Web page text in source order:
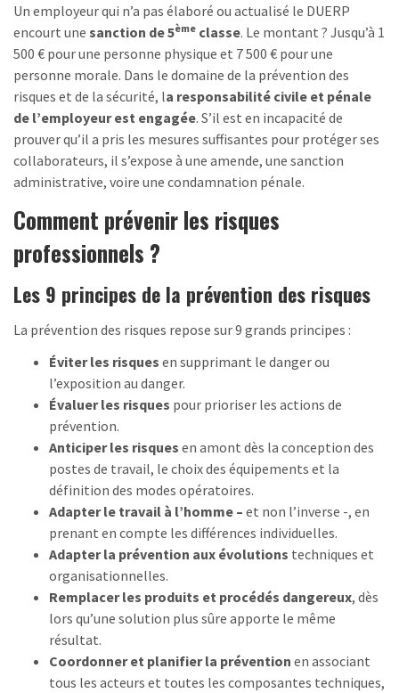
Un employeur qui n’a pas élaboré ou actualisé le DUERP
encourt une sanction de 5ème classe. Le montant ? Jusqu’à 1
500 € pour une personne physique et 7 500 € pour une
personne morale. Dans le domaine de la prévention des
risques et de la sécurité, la responsabilité civile et pénale
de l’employeur est engagée. S’il est en incapacité de
prouver qu’il a pris les mesures suffisantes pour protéger ses
collaborateurs, il s’expose à une amende, une sanction
administrative, voire une condamnation pénale.
Comment prévenir les risques
professionnels ?
Les 9 principes de la prévention des risques
La prévention des risques repose sur 9 grands principes :
Éviter les risques en supprimant le danger ou
l’exposition au danger.
Évaluer les risques pour prioriser les actions de
prévention.
Anticiper les risques en amont dès la conception des
postes de travail, le choix des équipements et la
définition des modes opératoires.
Adapter le travail à l’homme – et non l’inverse -, en
prenant en compte les différences individuelles.
Adapter la prévention aux évolutions techniques et
organisationnelles.
Remplacer les produits et procédés dangereux, dès
lors qu’une solution plus sûre apporte le même
résultat.
Coordonner et planifier la prévention en associant
tous les acteurs et toutes les composantes techniques,